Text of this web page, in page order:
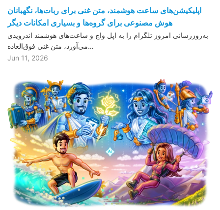
اپلیکیشن‌های ساعت هوشمند، متن غنی برای ربات‌ها، نگهبانان
هوش مصنوعی برای گروه‌ها و بسیاری امکانات دیگر
به‌روزرسانی امروز تلگرام را به اپل واچ و ساعت‌های هوشمند اندرویدی
می‌آورد، متن غنی فوق‌العاده…
Jun 11, 2026